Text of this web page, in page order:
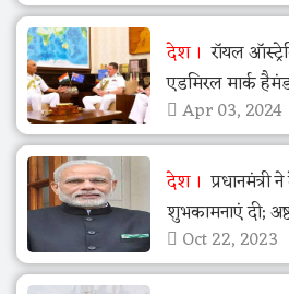
देश
रॉयल
एडमिरल मार्क हैमंड
Apr 03, 2024
देश
प्रधानमंत्री
शुभकामनाएं दी;
Oct 22, 2023